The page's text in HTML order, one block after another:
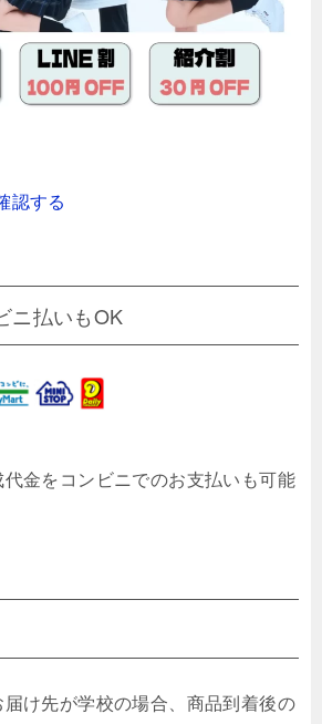
認する
ニ払いもOK
金をコンビニでのお支払いも可能
け先が学校の場合、商品到着後の